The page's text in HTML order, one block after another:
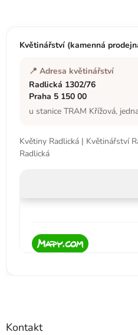
Květinářství (kamenná
📍 Adresa květinářství
Radlická 1302/76
Praha 5 150 00
u stanice TRAM Křížová,
Květiny Radlická | Květinářství
Radlická
Kontakt